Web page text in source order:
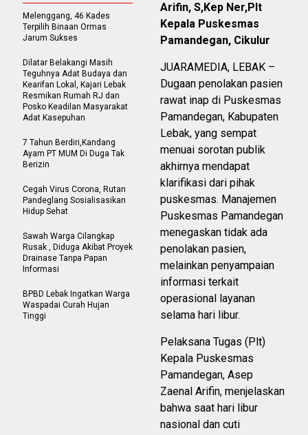
Arifin, S,Kep Ner,Plt
Kepala Puskesmas
Pamandegan, Cikulur
JUARAMEDIA, LEBAK –
Dugaan penolakan pasien
rawat inap di Puskesmas
Pamandegan, Kabupaten
Lebak, yang sempat
menuai sorotan publik
akhirnya mendapat
klarifikasi dari pihak
puskesmas. Manajemen
Puskesmas Pamandegan
menegaskan tidak ada
penolakan pasien,
melainkan penyampaian
informasi terkait
operasional layanan
selama hari libur.
Pelaksana Tugas (Plt)
Kepala Puskesmas
Pamandegan, Asep
Zaenal Arifin, menjelaskan
bahwa saat hari libur
nasional dan cuti
Melenggang, 46 Kades
Terpilih Binaan Ormas
Jarum Sukses
Dilatar Belakangi Masih
Teguhnya Adat Budaya dan
Kearifan Lokal, Kajari Lebak
Resmikan Rumah RJ dan
Posko Keadilan Masyarakat
Adat Kasepuhan
7 Tahun Berdiri,Kandang
Ayam PT MUM Di Duga Tak
Berizin
Cegah Virus Corona, Rutan
Pandeglang Sosialisasikan
Hidup Sehat
Sawah Warga Cilangkap
Rusak , Diduga Akibat Proyek
Drainase Tanpa Papan
Informasi
BPBD Lebak Ingatkan Warga
Waspadai Curah Hujan
Tinggi